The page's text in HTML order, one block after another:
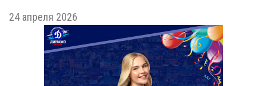
24 апреля 2026